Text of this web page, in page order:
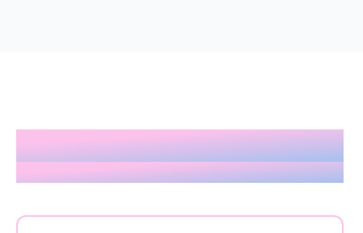
5つの推しポイント
5 Highlights of King of Eyebrows